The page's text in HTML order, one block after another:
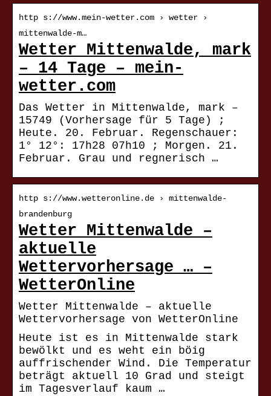
http s://www.mein-wetter.com › wetter ›
mittenwalde-m…
Wetter Mittenwalde, mark
– 14 Tage – mein-
wetter.com
Das Wetter in Mittenwalde, mark –
15749 (Vorhersage für 5 Tage) ;
Heute. 20. Februar. Regenschauer:
1° 12°: 17h28 07h10 ; Morgen. 21.
Februar. Grau und regnerisch …
http s://www.wetteronline.de › mittenwalde-
brandenburg
Wetter Mittenwalde –
aktuelle
Wettervorhersage … –
WetterOnline
Wetter Mittenwalde – aktuelle
Wettervorhersage von WetterOnline
Heute ist es in Mittenwalde stark
bewölkt und es weht ein böig
auffrischender Wind. Die Temperatur
beträgt aktuell 10 Grad und steigt
im Tagesverlauf kaum …